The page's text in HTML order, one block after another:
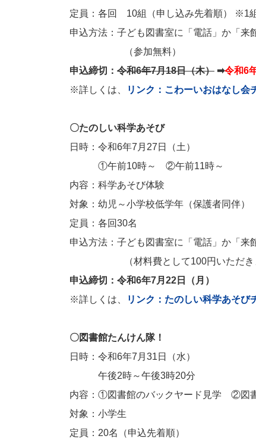
定員：各回 10組（申し込み先着順） ※1
申込方法：子ども図書室に「電話」か「来
（参加無料）
申込締切： 令和6年7月18日（木） ➡令和6
※詳しくは、
リンク：こわーいおはなし会
〇たのしい科学あそび
日時：令和6年7月27日（土）
①午前10時～ ②午前11時～
内容：科学あそび体験
対象：幼児～小学校低学年（保護者同伴）
定員：各回30名
申込方法：子ども図書室に「電話」か「来
（材料費として100円いただきま
申込締切：令和6年7月22日（月）
※詳しくは、
リンク：たのしい科学あそび
〇図書館たんけん隊！
日時：令和6年7月31日（水）
午後2時～午後3時20分
内容：①図書館のバックヤード見学 ②図書
対象：小学生
定員：20名（申込先着順）